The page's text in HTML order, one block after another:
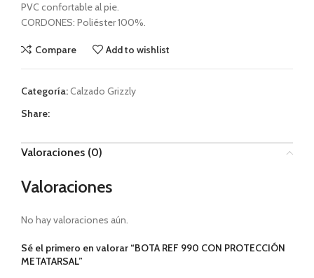
PVC confortable al pie.
CORDONES: Poliéster 100%.
Compare Add to wishlist
Categoría:Calzado Grizzly
Share:
Valoraciones (0)
Valoraciones
No hay valoraciones aún.
Sé el primero en valorar “BOTA REF 990 CON PROTECCIÓN
METATARSAL”